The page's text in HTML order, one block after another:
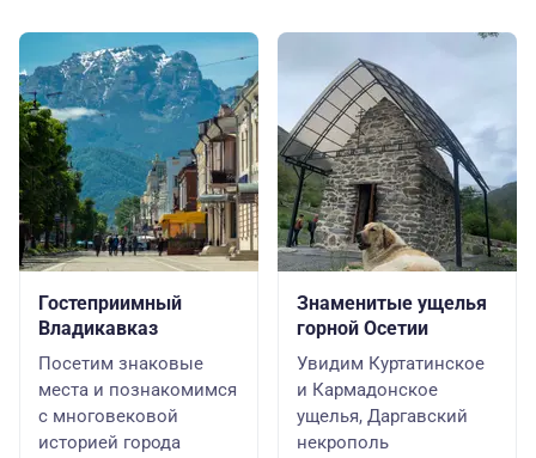
Гостеприимный
Владикавказ
Посетим знаковые
места и познакомимся
с многовековой
историей города
Знаменитые ущелья
горной Осетии
Увидим Куртатинское
и Кармадонское
ущелья, Даргавский
некрополь